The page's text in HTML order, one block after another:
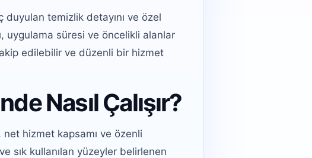
temizlik detayını ve özel
uygulama süresi ve öncelikli alanlar
edilebilir ve düzenli bir hizmet
Nasıl Çalışır?
hizmet kapsamı ve özenli
sık kullanılan yüzeyler belirlenen